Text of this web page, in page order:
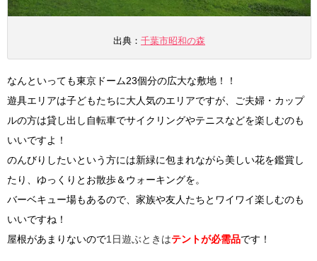
出典： 千葉市昭和の森
なんといっても東京ドーム23個分の広大な敷地！！
遊具エリアは子どもたちに大人気のエリアですが、ご夫婦・カップ
ルの方は貸し出し自転車でサイクリングやテニスなどを楽しむのも
いいですよ！
のんびりしたいという方には新緑に包まれながら美しい花を鑑賞し
たり、ゆっくりとお散歩＆ウォーキングを。
バーベキュー場もあるので、家族や友人たちとワイワイ楽しむのも
いいですね！
屋根があまりないので1日遊ぶときはテントが必需品です！